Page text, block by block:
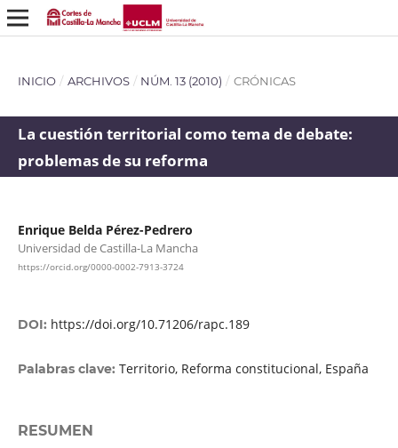
INICIO / ARCHIVOS / NÚM. 13 (2010) / CRÓNICAS
La cuestión territorial como tema de debate:
problemas de su reforma
Enrique Belda Pérez-Pedrero
Universidad de Castilla-La Mancha
https://orcid.org/0000-0002-7913-3724
DOI: https://doi.org/10.71206/rapc.189
Palabras clave: Territorio, Reforma constitucional, España
RESUMEN